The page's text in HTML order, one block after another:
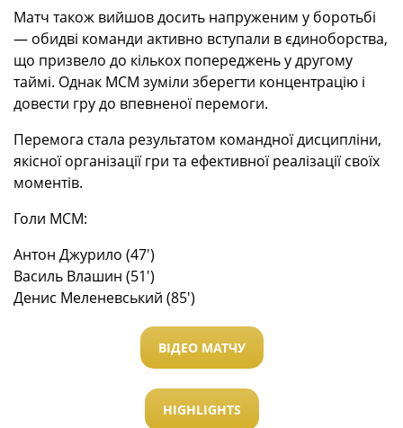
Матч також вийшов досить напруженим у боротьбі
— обидві команди активно вступали в єдиноборства,
що призвело до кількох попереджень у другому
таймі. Однак МСМ зуміли зберегти концентрацію і
довести гру до впевненої перемоги.
Перемога стала результатом командної дисципліни,
якісної організації гри та ефективної реалізації своїх
моментів.
Голи МСМ:
Антон Джурило (47′)
Василь Влашин (51′)
Денис Меленевський (85′)
ВІДЕО МАТЧУ
HIGHLIGHTS